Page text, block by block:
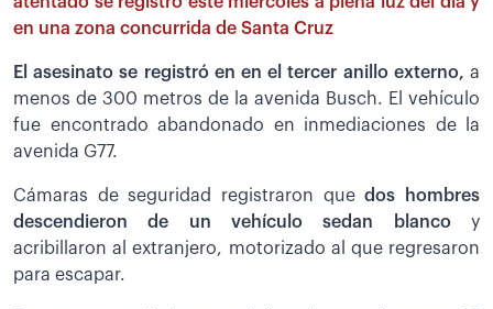
en una zona concurrida de Santa Cruz
El asesinato se registró en en el tercer anillo externo, a
menos de 300 metros de la avenida Busch. El vehículo
fue encontrado abandonado en inmediaciones de la
avenida G77.
Cámaras de seguridad registraron quedos hombres
descendieron de un vehículo sedan blanco y
acribillaron al extranjero, motorizado al que regresaron
para escapar.